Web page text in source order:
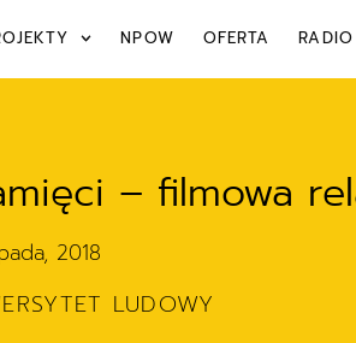
NPOW OFERTA
– filmowa
2018
LUDOWY